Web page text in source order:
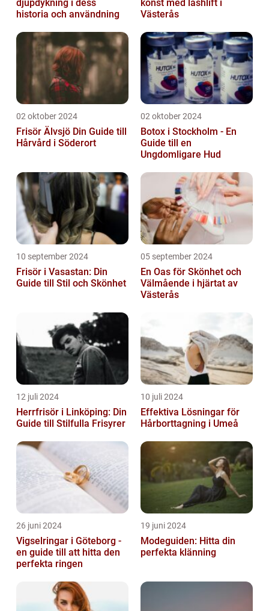
djupdykning i dess
historia och användning
konst med lashlift i
Västerås
02 oktober 2024
Frisör Älvsjö Din Guide till
Hårvård i Söderort
02 oktober 2024
Botox i Stockholm - En
Guide till en
Ungdomligare Hud
10 september 2024
Frisör i Vasastan: Din
Guide till Stil och Skönhet
05 september 2024
En Oas för Skönhet och
Välmående i hjärtat av
Västerås
12 juli 2024
Herrfrisör i Linköping: Din
Guide till Stilfulla Frisyrer
10 juli 2024
Effektiva Lösningar för
Hårborttagning i Umeå
26 juni 2024
Vigselringar i Göteborg -
en guide till att hitta den
perfekta ringen
19 juni 2024
Modeguiden: Hitta din
perfekta klänning